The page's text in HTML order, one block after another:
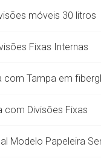
móveis 30 litros
Fixas Internas
com Tampa em
com Divisões Fixas
Modelo Papeleira